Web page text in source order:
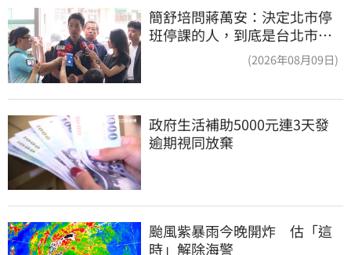
簡舒培問蔣萬安：決定北市停
班停課的人，到底是台北市
長，還是氣象署？(2026年08月09日)
政府生活補助5000元連3天發
逾期視同放棄
颱風紫暴雨今晚開炸　估「這
時」解除海警